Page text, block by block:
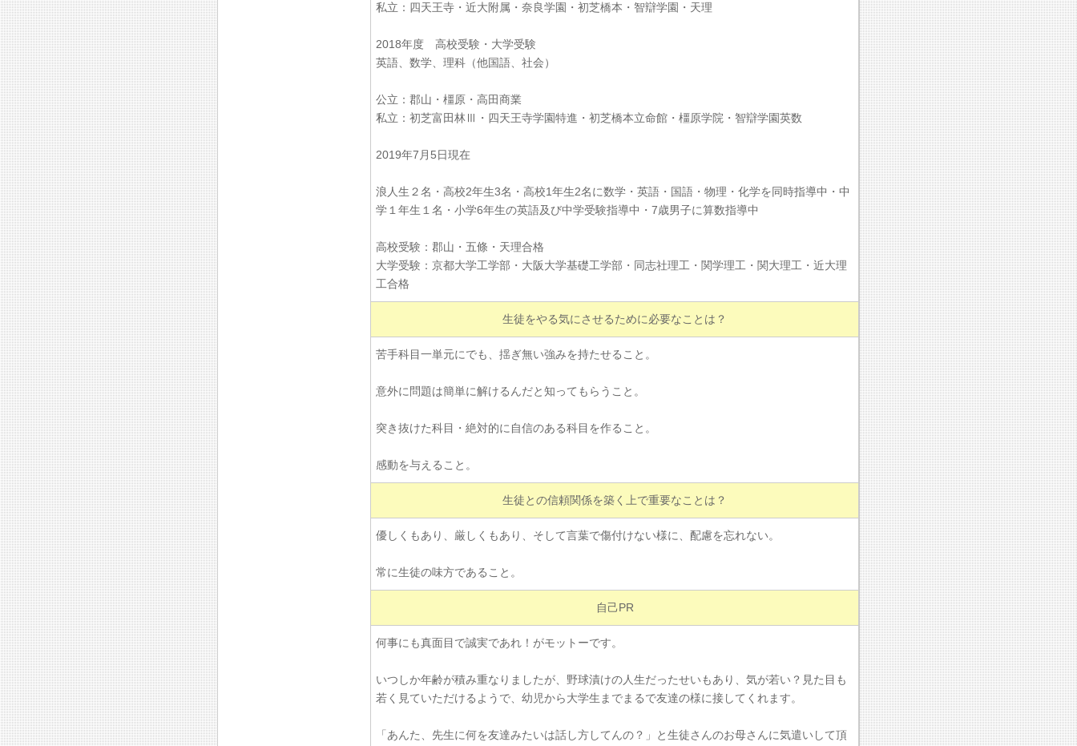
私立：四天王寺・近大附属・奈良学園・初芝橋本・智辯学園・天理
2018年度 高校受験・大学受験
英語、数学、理科（他国語、社会）
公立：郡山・橿原・高田商業
私立：初芝富田林Ⅲ・四天王寺学園特進・初芝橋本立命館・橿原学院・智辯学園英数
2019年7月5日現在
浪人生２名・高校2年生3名・高校1年生2名に数学・英語・国語・物理・化学を同時指導中・中
学１年生１名・小学6年生の英語及び中学受験指導中・7歳男子に算数指導中
高校受験：郡山・五條・天理合格
大学受験：京都大学工学部・大阪大学基礎工学部・同志社理工・関学理工・関大理工・近大理
工合格
生徒をやる気にさせるために必要なことは？
苦手科目一単元にでも、揺ぎ無い強みを持たせること。
意外に問題は簡単に解けるんだと知ってもらうこと。
突き抜けた科目・絶対的に自信のある科目を作ること。
感動を与えること。
生徒との信頼関係を築く上で重要なことは？
優しくもあり、厳しくもあり、そして言葉で傷付けない様に、配慮を忘れない。
常に生徒の味方であること。
自己PR
何事にも真面目で誠実であれ！がモットーです。
いつしか年齢が積み重なりましたが、野球漬けの人生だったせいもあり、気が若い？見た目も
若く見ていただけるようで、幼児から大学生までまるで友達の様に接してくれます。
「あんた、先生に何を友達みたいは話し方してんの？」と生徒さんのお母さんに気遣いして頂